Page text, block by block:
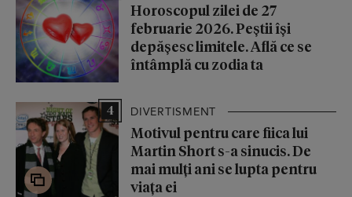
Horoscopul zilei de 27
februarie 2026. Peștii își
depășesc limitele. Află ce se
întâmplă cu zodia ta
4 DIVERTISMENT
Motivul pentru care fiica lui
Martin Short s-a sinucis. De
mai mulți ani se lupta pentru
viața ei